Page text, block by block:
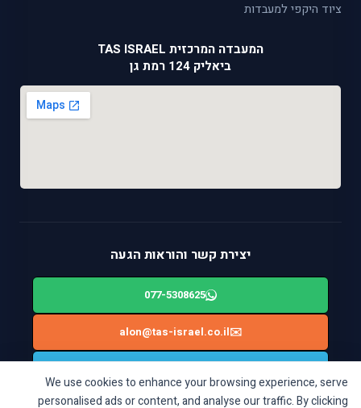
We use cookies to enhance your browsing experience, serve
personalised ads or content, and analyse our traffic. By clicking
ציוד היקפי למעבדות
המעבדה המרכזית TAS ISRAEL
ביאליק 124 רמת גן
יצירת קשר והוראות הגעה
077-5308625
✉️
alon@tas-israel.co.il